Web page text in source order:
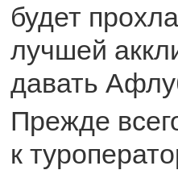
будет
лучшей
давать
Прежде
к